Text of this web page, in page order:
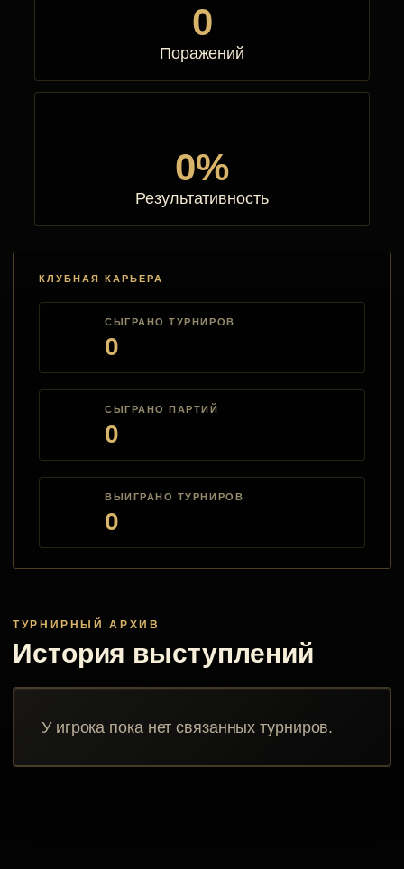
0
Поражений
0%
Результативность
КЛУБНАЯ КАРЬЕРА
СЫГРАНО ТУРНИРОВ
0
СЫГРАНО ПАРТИЙ
0
ВЫИГРАНО ТУРНИРОВ
0
ТУРНИРНЫЙ АРХИВ
История выступлений
У игрока пока нет связанных турниров.